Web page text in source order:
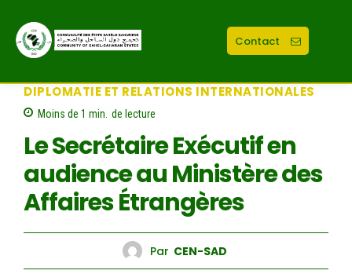
Contact
DIPLOMATIE ET RELATIONS INTERNATIONALES
Moins de 1 min. de lecture
Le Secrétaire Exécutif en
audience au Ministère des
Affaires Étrangères
Par CEN-SAD